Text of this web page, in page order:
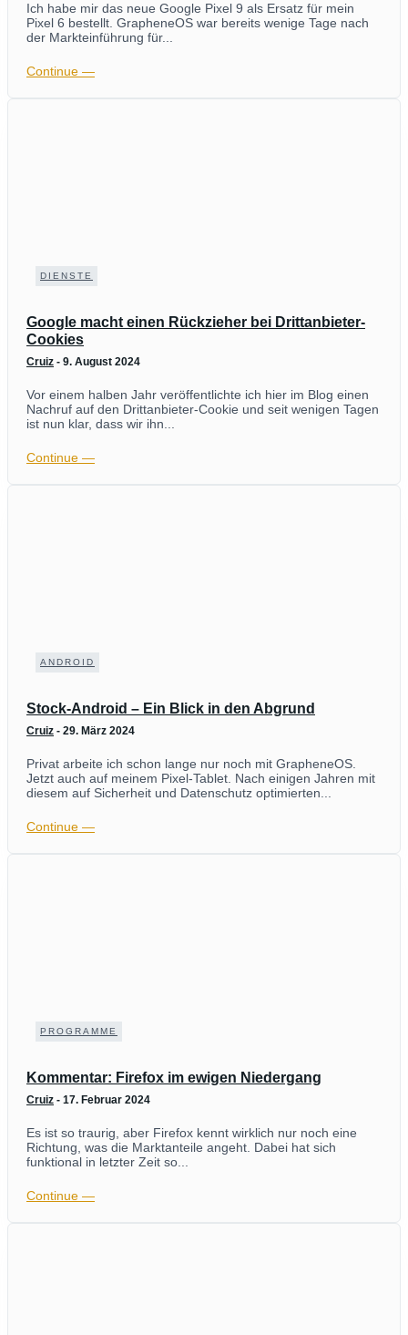
Ich habe mir das neue Google Pixel 9 als Ersatz für mein
Pixel 6 bestellt. GrapheneOS war bereits wenige Tage nach
der Markteinführung für...
Continue ―
DIENSTE
Google macht einen Rückzieher bei Drittanbieter-
Cookies
Cruiz - 9. August 2024
Vor einem halben Jahr veröffentlichte ich hier im Blog einen
Nachruf auf den Drittanbieter-Cookie und seit wenigen Tagen
ist nun klar, dass wir ihn...
Continue ―
ANDROID
Stock-Android – Ein Blick in den Abgrund
Cruiz - 29. März 2024
Privat arbeite ich schon lange nur noch mit GrapheneOS.
Jetzt auch auf meinem Pixel-Tablet. Nach einigen Jahren mit
diesem auf Sicherheit und Datenschutz optimierten...
Continue ―
PROGRAMME
Kommentar: Firefox im ewigen Niedergang
Cruiz - 17. Februar 2024
Es ist so traurig, aber Firefox kennt wirklich nur noch eine
Richtung, was die Marktanteile angeht. Dabei hat sich
funktional in letzter Zeit so...
Continue ―